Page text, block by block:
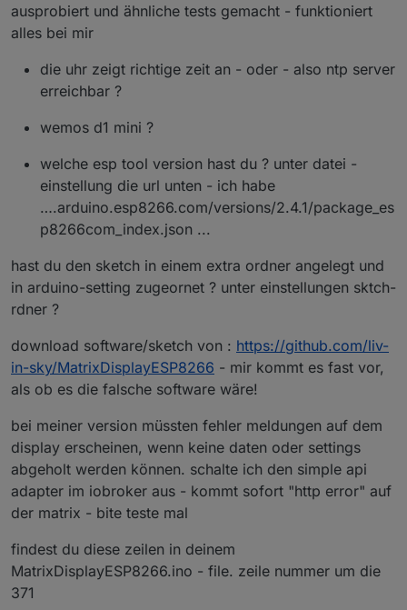
ausprobiert und ähnliche tests gemacht - funktioniert
alles bei mir
die uhr zeigt richtige zeit an - oder - also ntp server
erreichbar ?
wemos d1 mini ?
welche esp tool version hast du ? unter datei -
einstellung die url unten - ich habe
….arduino.esp8266.com/versions/2.4.1/package_es
p8266com_index.json ...
hast du den sketch in einem extra ordner angelegt und
in arduino-setting zugeornet ? unter einstellungen sktch-
rdner ?
download software/sketch von : https://github.com/liv-
in-sky/MatrixDisplayESP8266 - mir kommt es fast vor,
als ob es die falsche software wäre!
bei meiner version müssten fehler meldungen auf dem
display erscheinen, wenn keine daten oder settings
abgeholt werden können. schalte ich den simple api
adapter im iobroker aus - kommt sofort "http error" auf
der matrix - bite teste mal
findest du diese zeilen in deinem
MatrixDisplayESP8266.ino - file. zeile nummer um die
371